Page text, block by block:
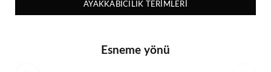
AYAKKABICILIK TERIMLERI
Esneme yönü